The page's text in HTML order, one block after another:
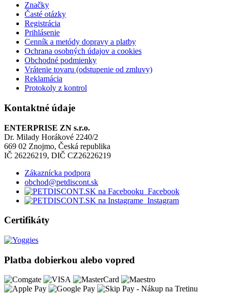
Značky
Časté otázky
Registrácia
Prihlásenie
Cenník a metódy dopravy a platby
Ochrana osobných údajov a cookies
Obchodné podmienky
Vrátenie tovaru (odstupenie od zmluvy)
Reklamácia
Protokoly z kontrol
Kontaktné údaje
ENTERPRISE ZN s.r.o.
Dr. Milady Horákové 2240/2
669 02 Znojmo, Česká republika
IČ 26226219, DIČ CZ26226219
Zákaznícka podpora
obchod@petdiscont.sk
Facebook
Instagram
Certifikáty
Platba dobierkou alebo vopred